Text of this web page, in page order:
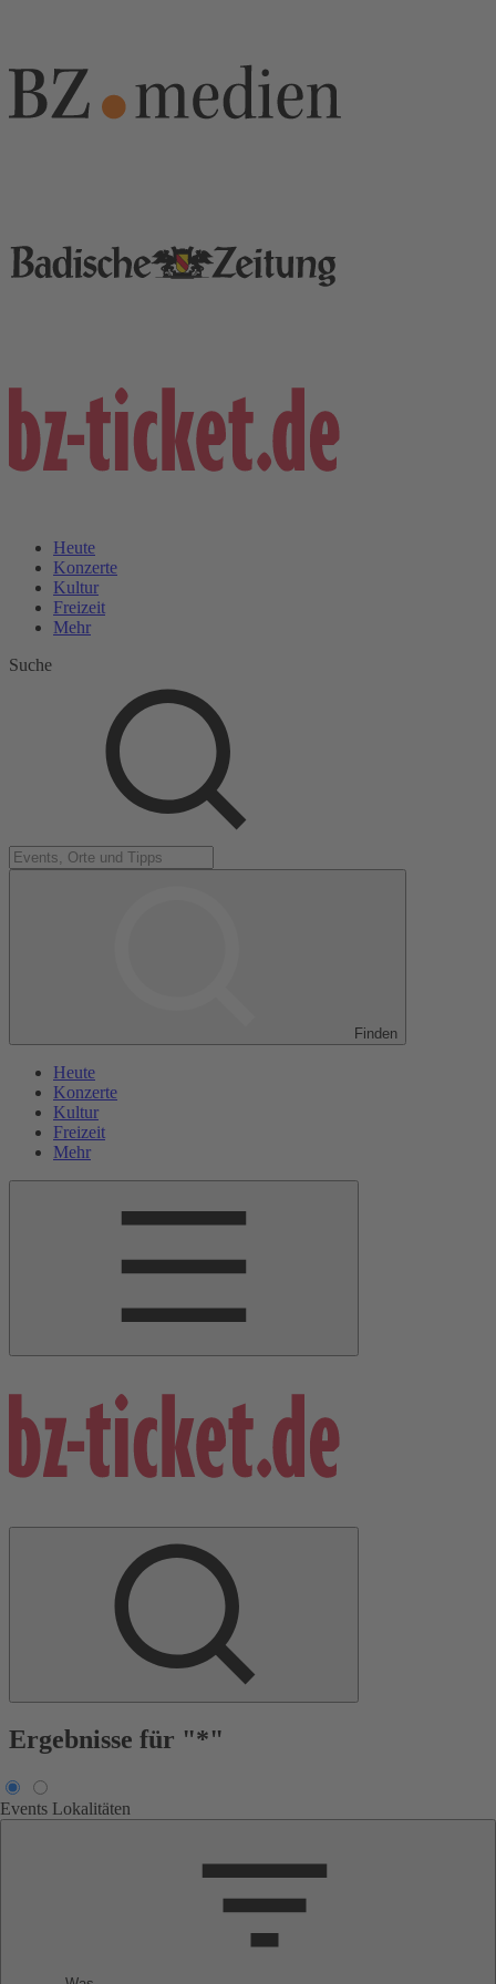
Heute
Konzerte
Kultur
Freizeit
Mehr
Suche
Finden
Heute
Konzerte
Kultur
Freizeit
Mehr
Ergebnisse für "*"
Events Lokalitäten